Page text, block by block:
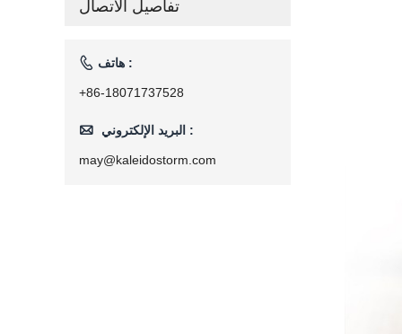
تفاصيل الاتصال
 هاتف :
+86-18071737528
 البريد الإلكتروني :
may@kaleidostorm.com